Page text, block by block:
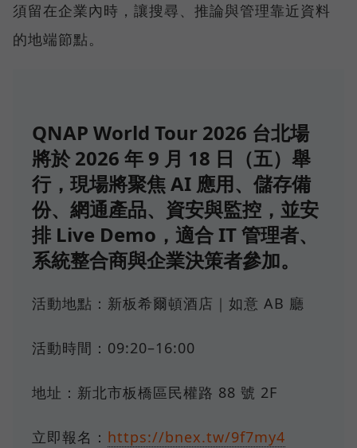
須留在企業內時，讓搜尋、推論與管理靠近資料
的地端節點。
QNAP World Tour 2026 台北場
將於 2026 年 9 月 18 日（五）舉
行，現場將聚焦 AI 應用、儲存備
份、網通產品、資安與監控，並安
排 Live Demo，適合 IT 管理者、
系統整合商與企業決策者參加。
活動地點：新板希爾頓酒店｜如意 AB 廳
活動時間：09:20–16:00
地址：新北市板橋區民權路 88 號 2F
立即報名： https://bnex.tw/9f7my4